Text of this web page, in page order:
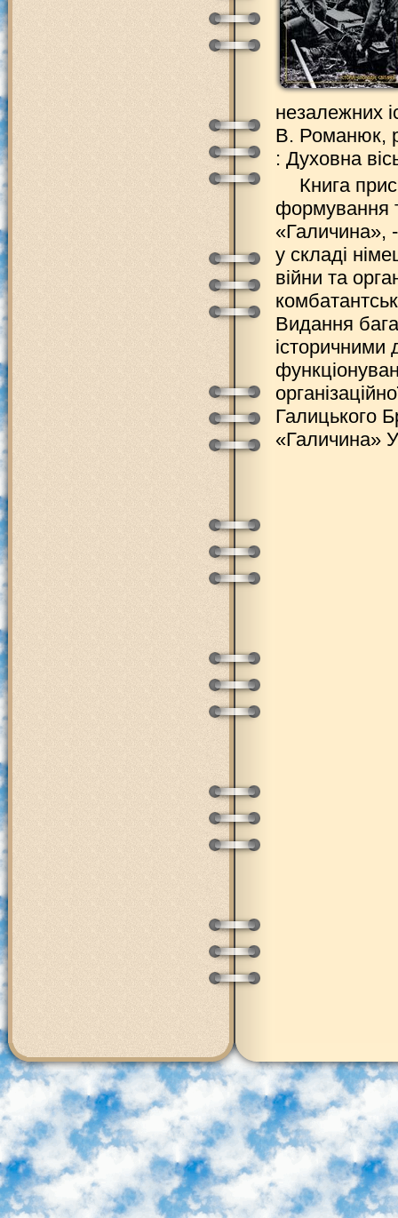
незалежних
В. Романюк,
: Духовна
Книга
формування
«Галичина», -
у складі
війни та
Видання
історичними
Галицького
«Галичина»